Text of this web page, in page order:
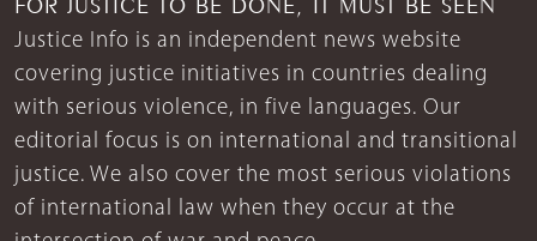
Justice Info is an independent news website
covering justice initiatives in countries dealing
with serious violence, in five languages. Our
editorial focus is on international and transitional
justice. We also cover the most serious violations
of international law when they occur at the